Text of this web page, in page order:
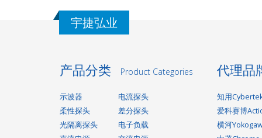
宇捷弘业
产品分类 Product Categories
示波器
电流探头
柔性探头
差分探头
光隔离探头
电子负载
代理品
知用
爱科赛博
横河